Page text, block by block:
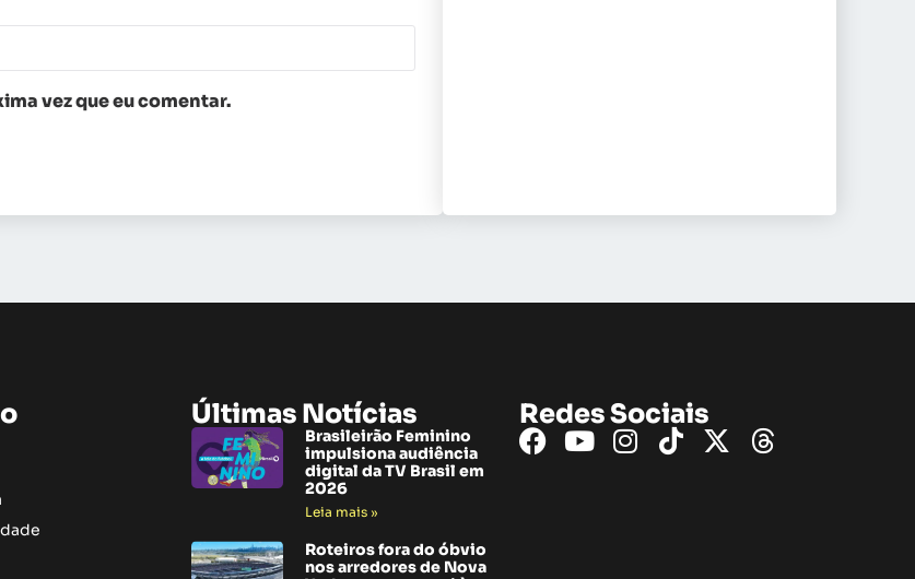
vez que eu comentar.
Últimas Notícias
Brasileirão Feminino
impulsiona audiência
digital da TV Brasil em
2026
Leia mais »
Roteiros fora do óbvio
nos arredores de Nova
Redes Sociais